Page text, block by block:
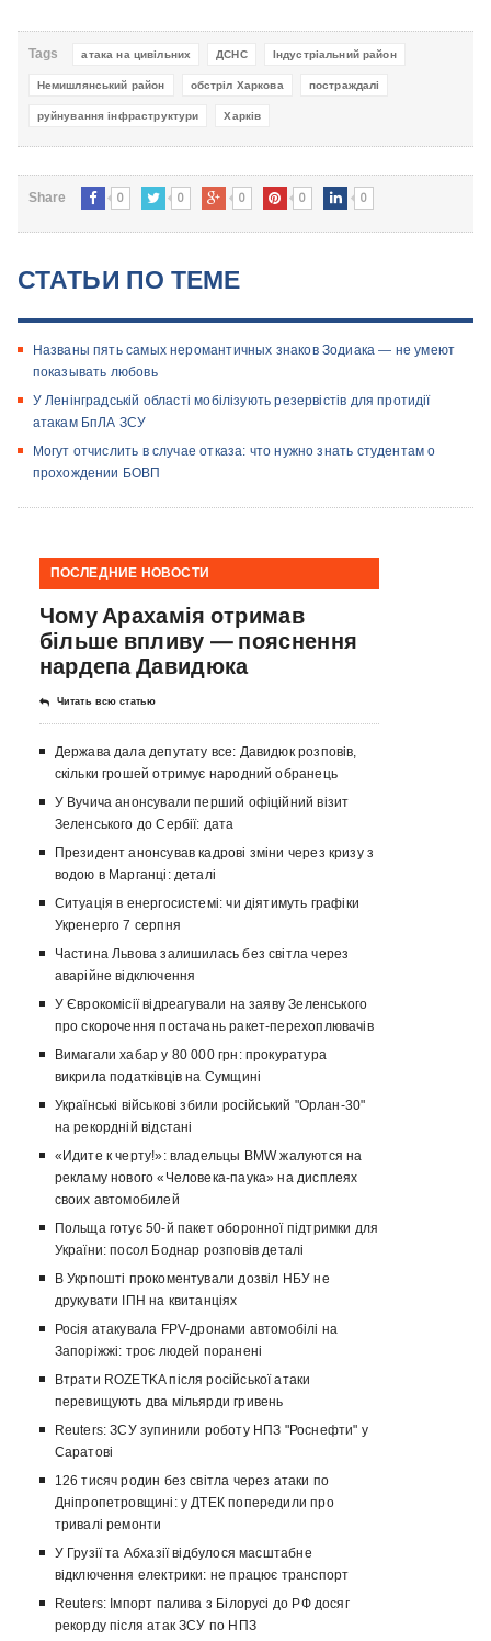
Tags атака на цивільних ДСНС Індустріальний район
Немишлянський район обстріл Харкова постраждалі
руйнування інфраструктури Харків
Share 0 0 0 0 0
СТАТЬИ ПО ТЕМЕ
Названы пять самых неромантичных знаков Зодиака — не умеют
показывать любовь
У Ленінградській області мобілізують резервістів для протидії
атакам БпЛА ЗСУ
Могут отчислить в случае отказа: что нужно знать студентам о
прохождении БОВП
ПОСЛЕДНИЕ НОВОСТИ
Чому Арахамія отримав
більше впливу — пояснення
нардепа Давидюка
Читать всю статью
Держава дала депутату все: Давидюк розповів,
скільки грошей отримує народний обранець
У Вучича анонсували перший офіційний візит
Зеленського до Сербії: дата
Президент анонсував кадрові зміни через кризу з
водою в Марганці: деталі
Ситуація в енергосистемі: чи діятимуть графіки
Укренерго 7 серпня
Частина Львова залишилась без світла через
аварійне відключення
У Єврокомісії відреагували на заяву Зеленського
про скорочення постачань ракет-перехоплювачів
Вимагали хабар у 80 000 грн: прокуратура
викрила податківців на Сумщині
Українські військові збили російський "Орлан-30"
на рекордній відстані
«Идите к черту!»: владельцы BMW жалуются на
рекламу нового «Человека-паука» на дисплеях
своих автомобилей
Польща готує 50-й пакет оборонної підтримки для
України: посол Боднар розповів деталі
В Укрпошті прокоментували дозвіл НБУ не
друкувати ІПН на квитанціях
Росія атакувала FPV-дронами автомобілі на
Запоріжжі: троє людей поранені
Втрати ROZETKA після російської атаки
перевищують два мільярди гривень
Reuters: ЗСУ зупинили роботу НПЗ "Роснефти" у
Саратові
126 тисяч родин без світла через атаки по
Дніпропетровщині: у ДТЕК попередили про
тривалі ремонти
У Грузії та Абхазії відбулося масштабне
відключення електрики: не працює транспорт
Reuters: Імпорт палива з Білорусі до РФ досяг
рекорду після атак ЗСУ по НПЗ